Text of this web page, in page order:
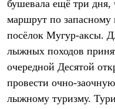
Брюки
Комбинезоны
Термобелье
Снаряжение
Палатки и тенты
Палатки
Тенты
Аксессуары для палаток
бушевала ещё три дня,
маршрут по запасному
посёлок Мугур-аксы.
лыжных походов
очередной Десятой
провести очно-
лыжному туризму.